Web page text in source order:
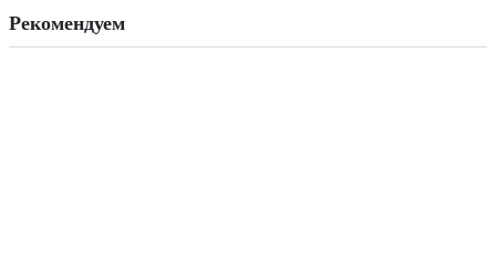
Рекомендуем